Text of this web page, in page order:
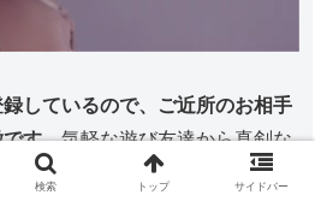
しているので、ご近所のお相手
す。気軽な遊び友達から真剣な
いが見つかりますよ。
検索 トップ サイドバー